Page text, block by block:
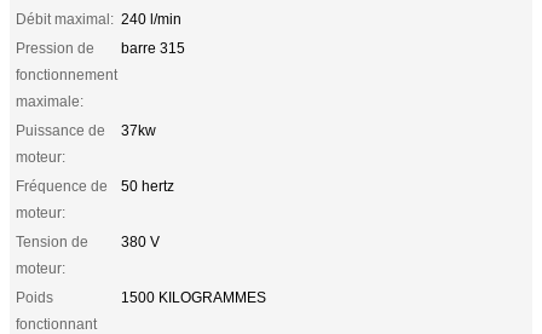
Débit maximal: 240 l/min
Pression de
fonctionnement
maximale:
barre 315
Puissance de
moteur:
37kw
Fréquence de
moteur:
50 hertz
Tension de
moteur:
380 V
Poids
fonctionnant
1500 KILOGRAMMES